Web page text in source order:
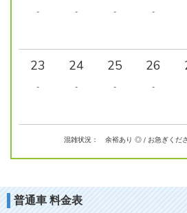
- - - -
23
-
24
-
25
-
26
-
混雑状況： 余裕あり ◎ / お急ぎくだ
普通車 料金表